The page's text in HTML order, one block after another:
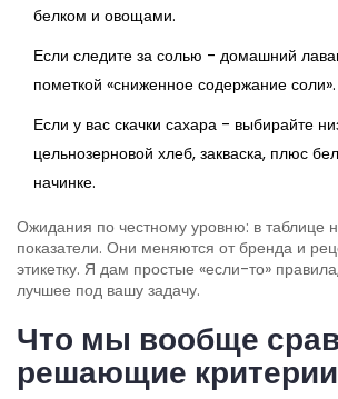
белком и овощами.
Если следите за солью - домашний
пометкой «сниженное содержание соли».
Если у вас скачки сахара - выбирайте
цельнозерновой хлеб, закваска, плюс
начинке.
Ожидания по честному уровню: в таблице
показатели. Они меняются от бренда и
этикетку. Я дам простые «если-то»
лучшее под вашу задачу.
Что мы вообще
решающие